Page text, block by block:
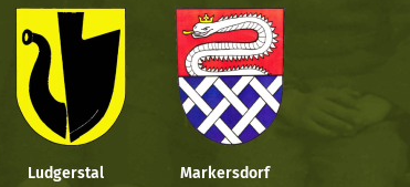
Ludgerstal Markersdorf